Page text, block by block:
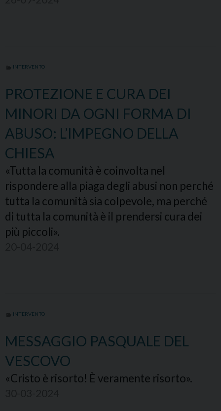
INTERVENTO
PROTEZIONE E CURA DEI
MINORI DA OGNI FORMA DI
ABUSO: L’IMPEGNO DELLA
CHIESA
«Tutta la comunità è coinvolta nel
rispondere alla piaga degli abusi non perché
tutta la comunità sia colpevole, ma perché
di tutta la comunità è il prendersi cura dei
più piccoli».
INTERVENTO
MESSAGGIO PASQUALE DEL
VESCOVO
«Cristo è risorto! È veramente risorto».